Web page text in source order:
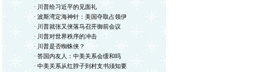
· 川普给习近平的见面礼
· 波斯湾定海神针：美国夺取占领伊
· 川普就张又侠落马召开御前会议
· 川普对世界秩序的冲击
· 川普是否蜘蛛侠？
· 答国内友人：中美关系会缓和吗
· 中美关系从红脖子到村支书须知要